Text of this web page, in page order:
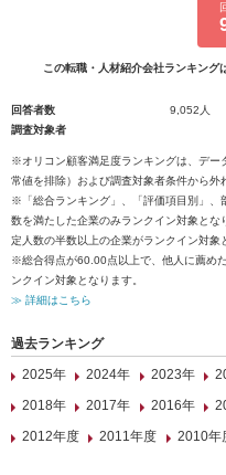
この転職・人材紹介会社ランキング
回答者数
9,052人
調査対象者
※オリコン顧客満足度ランキングは、デー
常値を排除）および調査対象者条件から外
※「総合ランキング」、「評価項目別」、
数を満たした企業のみランクイン対象と
定人数の半数以上の企業がランクイン対象
※総合得点が60.00点以上で、他人に薦め
ンクイン対象となります。
≫ 詳細はこちら
過去ランキング
2025年
2024年 2023年
2018年
2017年 2016年
2012年度
2011年度 2010年